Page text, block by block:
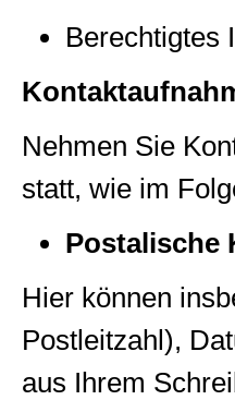
Berechtigtes
Nehmen Sie
statt, wie im
Postalische
Hier können
Postleitzahl),
aus Ihrem